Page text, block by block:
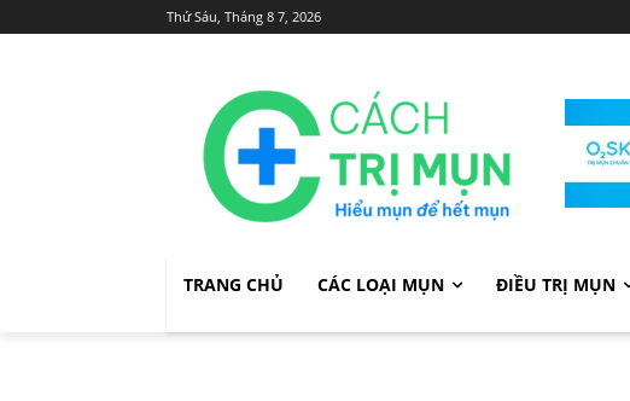
Thứ Sáu, Tháng 8 7, 2026
TRANG CHỦ CÁC LOẠI MỤN ĐIỀU TRỊ MỤN